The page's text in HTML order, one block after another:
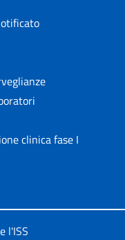
clinica fase I
l'ISS